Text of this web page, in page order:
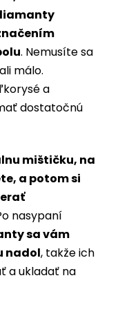
. Nemusíte sa
málo.
a
dostatočnú
mištičku, na
a potom si
nasypaní
sa vám
nadol, takže ich
a ukladať na